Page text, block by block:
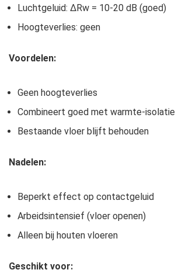
Luchtgeluid: ΔRw = 10-20 dB (goed)
Hoogteverlies: geen
Voordelen:
Geen hoogteverlies
Combineert goed met warmte-isolatie
Bestaande vloer blijft behouden
Nadelen:
Beperkt effect op contactgeluid
Arbeidsintensief (vloer openen)
Alleen bij houten vloeren
Geschikt voor: